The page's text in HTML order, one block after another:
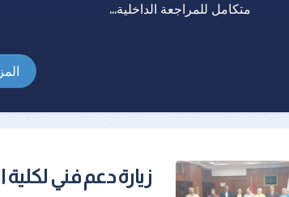
متكامل للمراجعة الداخلية...
زيارة دعم فني